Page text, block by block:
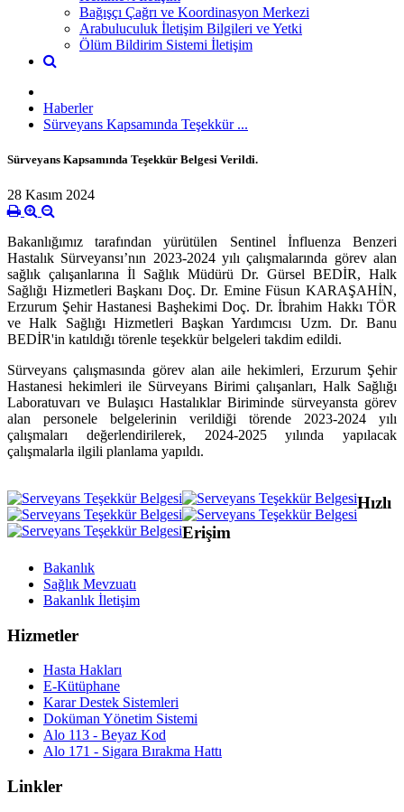
Bağışçı Çağrı ve Koordinasyon Merkezi
Arabuluculuk İletişim Bilgileri ve Yetki
Ölüm Bildirim Sistemi İletişim
Haberler
Sürveyans Kapsamında Teşekkür ...
Sürveyans Kapsamında Teşekkür Belgesi Verildi.
28 Kasım 2024
Bakanlığımız tarafından yürütülen Sentinel İnfluenza Benzeri
Hastalık Sürveyansı’nın 2023-2024 yılı çalışmalarında görev alan
sağlık çalışanlarına İl Sağlık Müdürü Dr. Gürsel BEDİR, Halk
Sağlığı Hizmetleri Başkanı Doç. Dr. Emine Füsun KARAŞAHİN,
Erzurum Şehir Hastanesi Başhekimi Doç. Dr. İbrahim Hakkı TÖR
ve Halk Sağlığı Hizmetleri Başkan Yardımcısı Uzm. Dr. Banu
BEDİR'in katıldığı törenle teşekkür belgeleri takdim edildi.
Sürveyans çalışmasında görev alan aile hekimleri, Erzurum Şehir
Hastanesi hekimleri ile Sürveyans Birimi çalışanları, Halk Sağlığı
Laboratuvarı ve Bulaşıcı Hastalıklar Biriminde sürveyansta görev
alan personele belgelerinin verildiği törende 2023-2024 yılı
çalışmaları değerlendirilerek, 2024-2025 yılında yapılacak
çalışmalarla ilgili planlama yapıldı.
Hızlı
Erişim
Bakanlık
Sağlık Mevzuatı
Bakanlık İletişim
Hizmetler
Hasta Hakları
E-Kütüphane
Karar Destek Sistemleri
Doküman Yönetim Sistemi
Alo 113 - Beyaz Kod
Alo 171 - Sigara Bırakma Hattı
Linkler